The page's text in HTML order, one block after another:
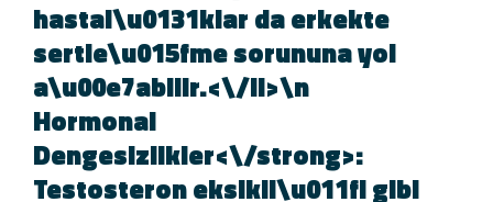
hastal\u0131klar da erkekte
sertle\u015fme sorununa yol
a\u00e7abilir.<\/li>\n
Hormonal
Dengesizlikler<\/strong>:
Testosteron eksikli\u011fi gibi